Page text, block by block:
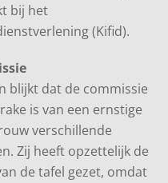
bij het
(Kifid).
blijkt dat de commissie
is van een ernstige
verschillende
Zij heeft opzettelijk de
de tafel gezet, omdat